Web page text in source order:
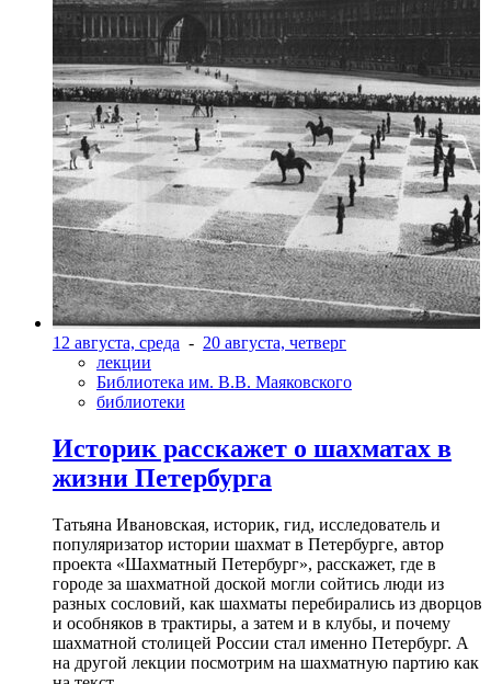
12 августа, среда - 20 августа, четверг
лекции
Библиотека им. В.В. Маяковского
библиотеки
Историк расскажет о шахматах в
жизни Петербурга
Татьяна Ивановская, историк, гид, исследователь и
популяризатор истории шахмат в Петербурге, автор
проекта «Шахматный Петербург», расскажет, где в
городе за шахматной доской могли сойтись люди из
разных сословий, как шахматы перебирались из дворцов
и особняков в трактиры, а затем и в клубы, и почему
шахматной столицей России стал именно Петербург. А
на другой лекции посмотрим на шахматную партию как